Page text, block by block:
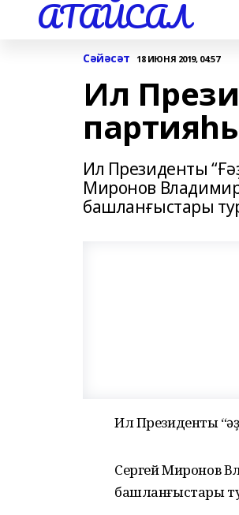
АТАЙСАЛ
Сәйәсәт 18 ИЮНЯ 2019, 04:57
Ил
Ил Президенты
Миронов
башланғыстары
Ил Президенты
Сергей Миронов
башланғыстары